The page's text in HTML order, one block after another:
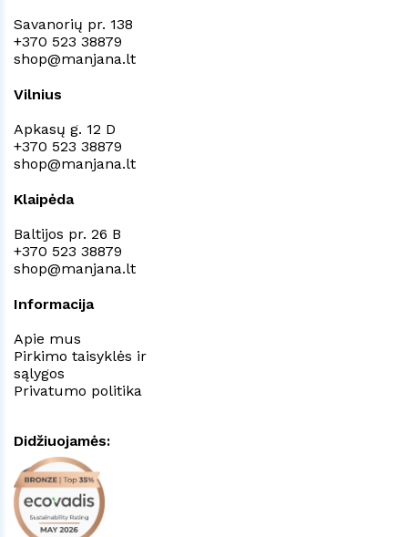
Savanorių pr. 138
+370 523 38879
shop@manjana.lt
Vilnius
Apkasų g. 12 D
+370 523 38879
shop@manjana.lt
Klaipėda
Baltijos pr. 26 B
+370 523 38879
shop@manjana.lt
Informacija
Apie mus
Pirkimo taisyklės ir
sąlygos
Privatumo politika
Didžiuojamės: